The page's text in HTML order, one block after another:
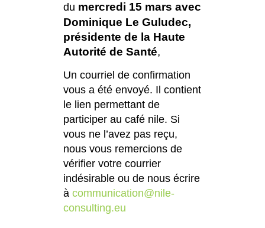
du mercredi 15 mars avec
Dominique Le Guludec,
présidente de la Haute
Autorité de Santé,
Un courriel de confirmation
vous a été envoyé. Il contient
le lien permettant de
participer au café nile. Si
vous ne l’avez pas reçu,
nous vous remercions de
vérifier votre courrier
indésirable ou de nous écrire
à communication@nile-
consulting.eu